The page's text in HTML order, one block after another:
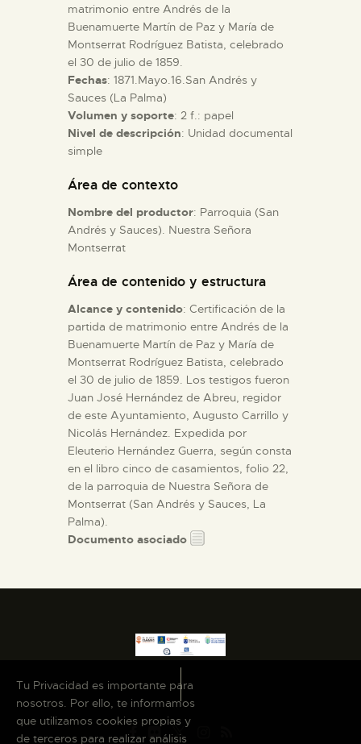
DIDÁCTICA
ESPAÑOL
matrimonio entre Andrés de la
Buenamuerte Martín de Paz y María de
Montserrat Rodríguez Batista, celebrado
el 30 de julio de 1859.
Fechas: 1871.Mayo.16.San Andrés y
Sauces (La Palma)
Volumen y soporte: 2 f.: papel
Nivel de descripción: Unidad documental
simple
Área de contexto
Nombre del productor: Parroquia (San
Andrés y Sauces). Nuestra Señora
Montserrat
Área de contenido y estructura
Alcance y contenido: Certificación de la
partida de matrimonio entre Andrés de la
Buenamuerte Martín de Paz y María de
Montserrat Rodríguez Batista, celebrado
el 30 de julio de 1859. Los testigos fueron
Juan José Hernández de Abreu, regidor
de este Ayuntamiento, Augusto Carrillo y
Nicolás Hernández. Expedida por
Eleuterio Hernández Guerra, según consta
en el libro cinco de casamientos, folio 22,
de la parroquia de Nuestra Señora de
Montserrat (San Andrés y Sauces, La
Palma).
Documento asociado
Tu Privacidad es importante para
nosotros. Por ello, te informamos
que utilizamos cookies propias y
de terceros para realizar análisis